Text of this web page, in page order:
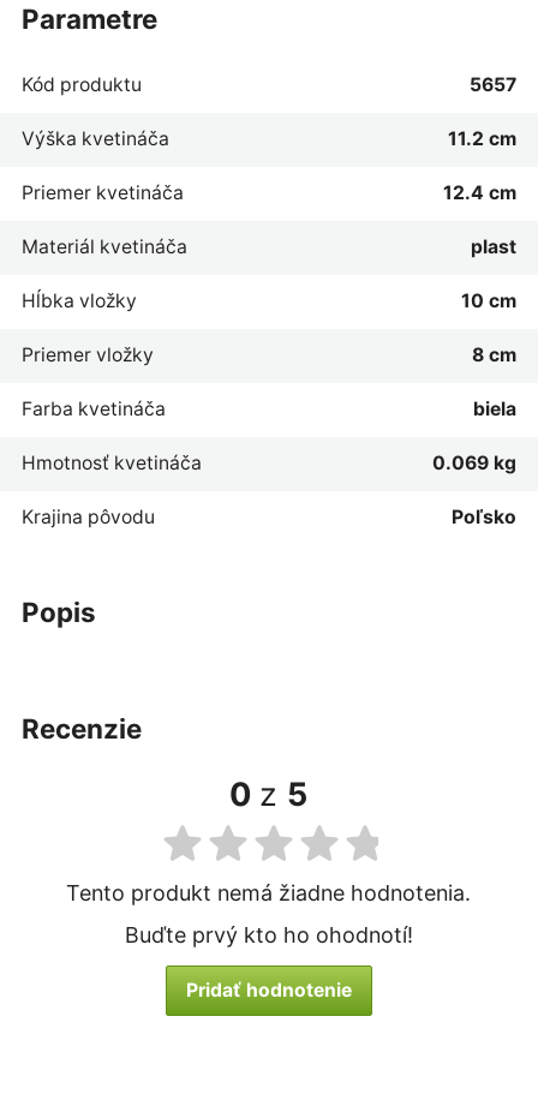
popis
parametre
Kód produktu 5657
Výška kvetináča 11.2 cm
Priemer kvetináča 12.4 cm
Materiál kvetináča plast
Hĺbka vložky 10 cm
Priemer vložky 8 cm
Farba kvetináča biela
Hmotnosť kvetináča 0.069 kg
Krajina pôvodu Poľsko
recenzie
0 z 5
Tento produkt nemá žiadne hodnotenia.
Buďte prvý kto ho ohodnotí!
Pridať hodnotenie